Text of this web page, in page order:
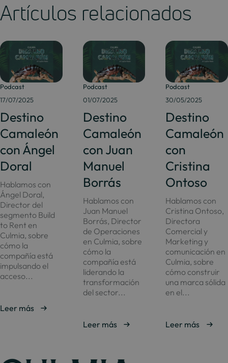
Artículos relacionados
Podcast
17/07/2025
Destino
Camaleón
con Ángel
Doral
Hablamos con
Ángel Doral,
Director del
segmento Build
to Rent en
Culmia, sobre
cómo la
compañía está
impulsando el
acceso...
Leer más
Podcast
01/07/2025
Destino
Camaleón
con Juan
Manuel
Borrás
Hablamos con
Juan Manuel
Borrás, Director
de Operaciones
en Culmia, sobre
cómo la
compañía está
liderando la
transformación
del sector...
Leer más
Podcast
30/05/2025
Destino
Camaleón
con
Cristina
Ontoso
Hablamos con
Cristina Ontoso,
Directora
Comercial y
Marketing y
comunicación en
Culmia, sobre
cómo construir
una marca sólida
en el...
Leer más